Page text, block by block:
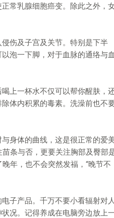
常乳腺细胞癌变。除此之外，
伤及子宫及关节。特别是下半
泡一下脚，对于血脉的通络与血
上一杯水不仅可以帮你醒肤，
体内积累的毒素。洗澡前也不
身体的曲线，这是很正常的爱
条与否，更要关注胸部及臀部
年，也不会突然发福，“晚节不
子产品。千万不要小看辐射对人
况。记得养成在电脑旁边放上